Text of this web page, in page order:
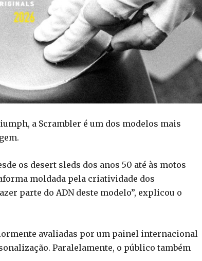
a Scrambler é um dos modelos mais
os desert sleds dos anos 50 até às motos
moldada pela criatividade dos
parte do ADN deste modelo”, explicou o
avaliadas por um painel internacional
Paralelamente, o público também